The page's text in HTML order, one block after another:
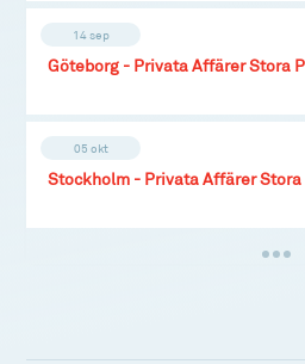
14 sep
Göteborg - Privata Affärer Stora
05 okt
Stockholm - Privata Affärer